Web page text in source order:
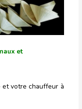
et
et votre chauffeur à